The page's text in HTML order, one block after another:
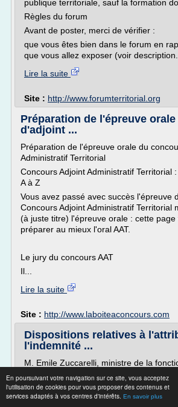
En poursuivant votre navigation sur ce site, vous acceptez
l'utilisation de cookies pour vous proposer des contenus et
services adaptés à vos centres d'intérêts. En savoir plus
publique territoriale, sauf la formation
Règles du forum
Avant de poster, merci de vérifier :
que vous êtes bien dans le forum en
que vous allez exposer (voir description...
Lire la suite
Site : http://www.forumterritorial.org
Préparation de l'épreuve
d'adjoint ...
Préparation de l'épreuve orale du
Administratif Territorial
Concours Adjoint Administratif Territorial
A à Z
Vous avez passé avec succès l'épreuve
Concours Adjoint Administratif Territorial
(à juste titre) l'épreuve orale : cette page
préparer au mieux l'oral AAT.
Le jury du concours AAT
Il...
Lire la suite
Site : http://www.laboiteaconcours.com
Dispositions relatives à
l'indemnité ...
M. Emile Zuccarelli, ministre de la
réforme de l'Etat et de la
sénateur, vous m'avez interrogé sur
l'indemnité compensatrice pour frais de